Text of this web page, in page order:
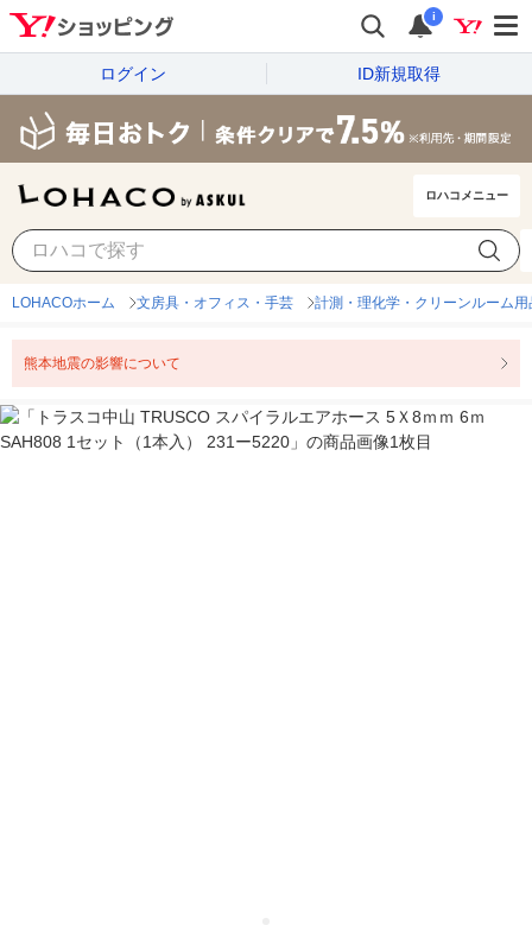
i
ログイン ID新規取得
ロハコメニュー
LOHACOホーム 文房具・オフィス・手芸 計測・理化学・クリーンルーム用
熊本地震の影響について